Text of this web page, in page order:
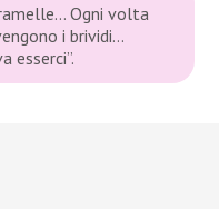
Ogni volta
i brividi…
esserci”.